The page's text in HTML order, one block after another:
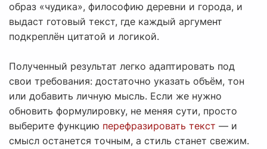
образ «чудика», философию деревни и города, и
выдаст готовый текст, где каждый аргумент
подкреплён цитатой и логикой.
Полученный результат легко адаптировать под
свои требования: достаточно указать объём, тон
или добавить личную мысль. Если же нужно
обновить формулировку, не меняя сути, просто
выберите функцию перефразировать текст — и
смысл останется точным, а стиль станет свежим.